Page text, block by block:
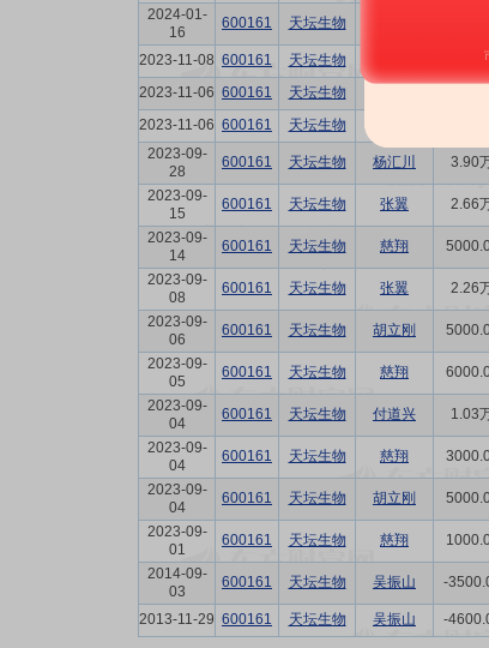
2024-01-
16
600161 天坛生物
2023-11-08 600161 天坛生物
2023-11-06 600161 天坛生物
2023-11-06 600161 天坛生物
2023-09-
28
600161 天坛生物 杨汇川 3.90
2023-09-
15
600161 天坛生物 张翼 2.66
2023-09-
14
600161 天坛生物 慈翔
2023-09-
08
600161 天坛生物 张翼 2.26
2023-09-
06
600161 天坛生物 胡立刚
2023-09-
05
600161 天坛生物 慈翔
2023-09-
04
600161 天坛生物 付道兴 1.03
2023-09-
04
600161 天坛生物 慈翔
2023-09-
04
600161 天坛生物 胡立刚
2023-09-
01
600161 天坛生物 慈翔
2014-09-
03
600161 天坛生物 吴振山 -
2013-11-29 600161 天坛生物 吴振山 -